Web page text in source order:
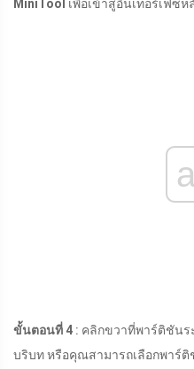
MiniTool เพื่อเข้าสู่อินเทอร์เฟซห
ขั้นตอนที่ 4 : คลิกขวาที่พาร์ติชัน
บริบท หรือคุณสามารถเลือกพาร์ติ